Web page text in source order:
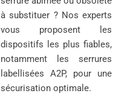
à substituer ? Nos experts
vous proposent les
dispositifs les plus fiables,
notamment les serrures
labellisées A2P, pour une
sécurisation optimale.